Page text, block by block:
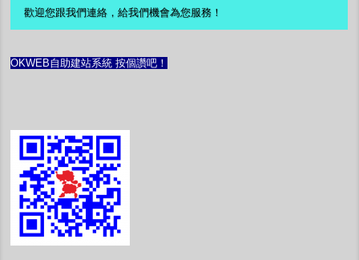
歡迎您跟我們連絡，給我們機會為您服務！
OKWEB自助建站系統 按個讚吧！